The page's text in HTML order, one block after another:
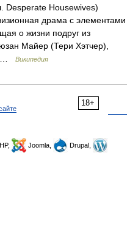
Desperate Housewives)
драма с элементами
о жизни подруг из
Майер (Тери Хэтчер),
…
Википедия
18+
Joomla,
Drupal,